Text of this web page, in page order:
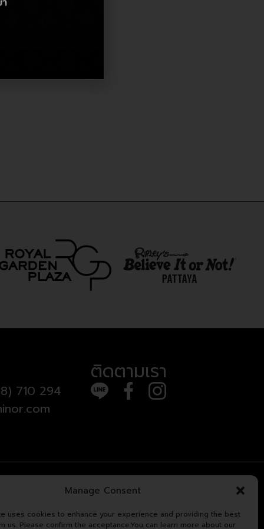
Manage Consent
uses cookies to enhance your experience and providing the best
us. Please confirm the acceptance.You can learn more about our
710 294
ติดตามเรา